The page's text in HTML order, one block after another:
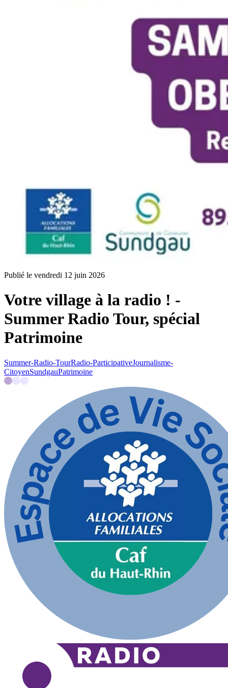
Publié le vendredi 12 juin 2026
Votre village à la radio ! -
Summer Radio Tour, spécial
Patrimoine
Summer-Radio-TourRadio-ParticipativeJournalisme-
CitoyenSundgauPatrimoine